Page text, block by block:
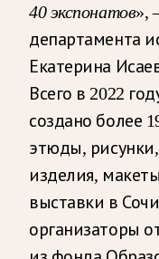
40 экспонатов»,
департамента
Екатерина
Всего в 2022
создано более
этюды,
изделия,
выставки в
организаторы